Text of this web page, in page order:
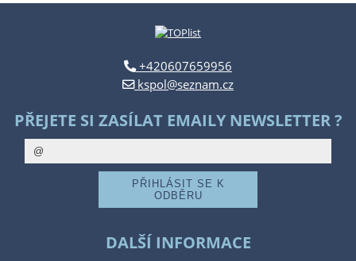
+420607659956
kspol@seznam.cz
PŘEJETE SI ZASÍLAT EMAILY NEWSLETTER ?
DALŠÍ INFORMACE